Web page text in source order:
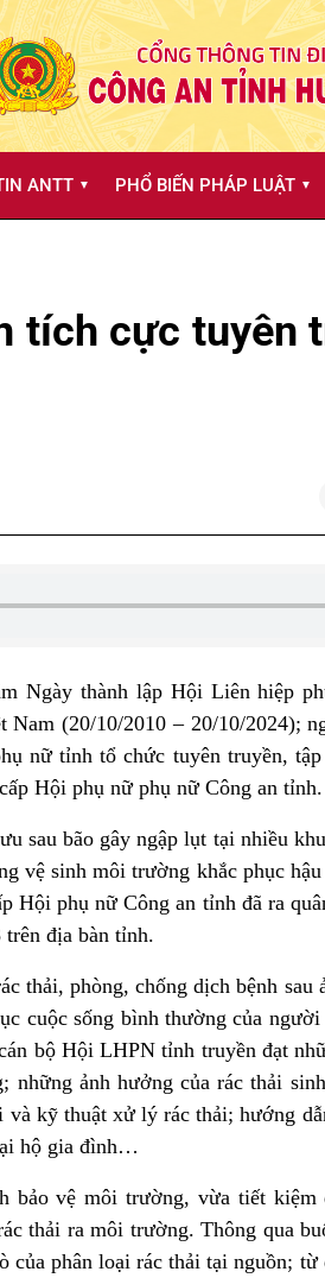
ANTT ▼ PHỔ BIẾN PHÁP LUẬT ▼
tích cực tuyên
Ngày thành lập Hội Liên hiệp
(20/10/2010 – 20/10/2024);
nữ tỉnh tổ chức tuyên truyền, tập
Hội phụ nữ phụ nữ Công an tỉnh.
sau bão gây ngập lụt tại nhiều
vệ sinh môi trường khắc phục
Hội phụ nữ Công an tỉnh đã ra
trên địa bàn tỉnh.
thải, phòng, chống dịch bệnh sau
cuộc sống bình thường của
bộ Hội LHPN tỉnh truyền đạt
ảnh hưởng của rác thải
kỹ thuật xử lý rác thải; hướng
hộ gia đình…
vệ môi trường, vừa tiết kiệm
thải ra môi trường. Thông qua
của phân loại rác thải tại nguồn; từ